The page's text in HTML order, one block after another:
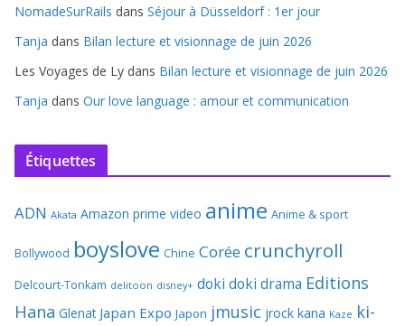
NomadeSurRails dans Séjour à Düsseldorf : 1er jour
Tanja dans Bilan lecture et visionnage de juin 2026
Les Voyages de Ly dans Bilan lecture et visionnage de juin 2026
Tanja dans Our love language : amour et communication
Étiquettes
ADN Akata Amazon prime video anime Anime & sport
Bollywood boyslove Chine Corée crunchyroll
Delcourt-Tonkam delitoon disney+ doki doki drama Editions
Hana Glenat Japan Expo Japon jmusic jrock kana Kaze ki-